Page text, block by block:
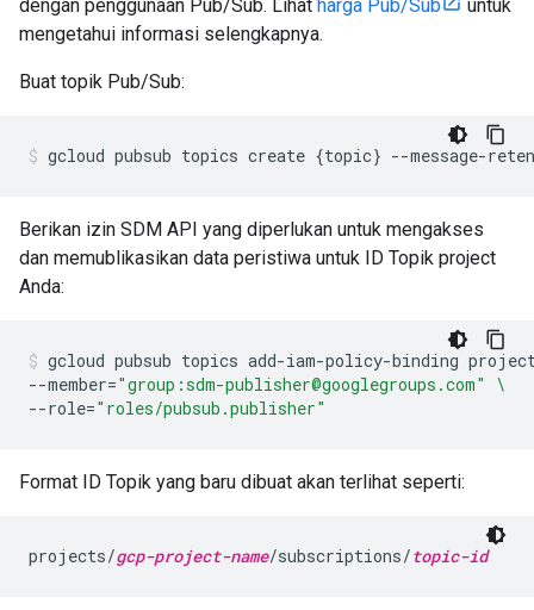
dengan penggunaan Pub/Sub. Lihat harga Pub/Sub
untuk
mengetahui informasi selengkapnya.
Buat topik Pub/Sub:
gcloud pubsub topics create {topic} --message-
Berikan izin SDM API yang diperlukan untuk mengakses
dan memublikasikan data peristiwa untuk ID Topik project
Anda:
gcloud pubsub topics add-iam-policy-binding
--member="group:sdm-publisher@googlegroups.com"
\
--role="roles/pubsub.publisher"
Format ID Topik yang baru dibuat akan terlihat seperti:
projects/gcp-project-name/subscriptions/topic-id